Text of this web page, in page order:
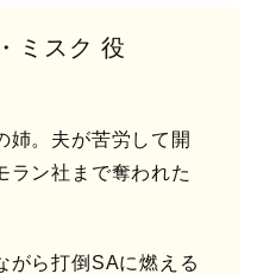
ミスク 役
姉。夫が苦労して開
ラン社まで奪われた
がら打倒SAに燃える